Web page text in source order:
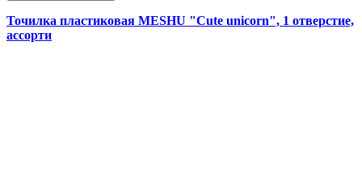
Точилка пластиковая MESHU "Cute unicorn", 1 отверстие,
ассорти